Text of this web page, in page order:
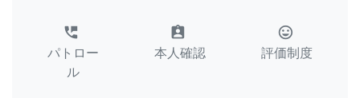
perm_phone_msg
パトロー
ル
assignment_ind
本人確認
tag_faces
評価制度